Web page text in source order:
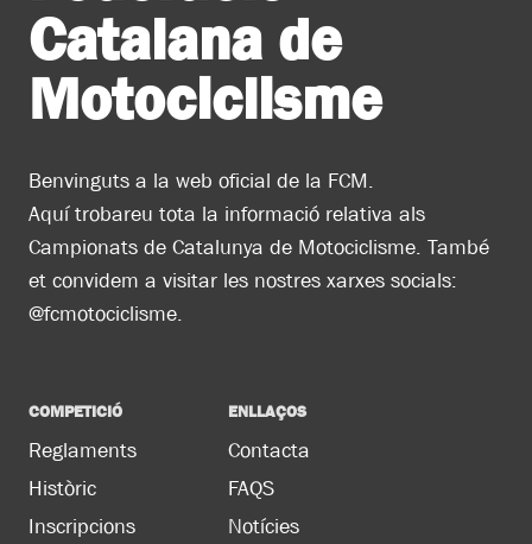
Catalana de
Motociclisme
Benvinguts a la web oficial de la FCM.
Aquí trobareu tota la informació relativa als
Campionats de Catalunya de Motociclisme. També
et convidem a visitar les nostres xarxes socials:
@fcmotociclisme.
COMPETICIÓ
Reglaments
Històric
Inscripcions
ENLLAÇOS
Contacta
FAQS
Notícies